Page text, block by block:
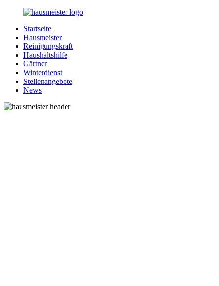
Zurück
Inhalt
Hausmeister.de
Alles
rund
Ihren
Haushalt
Startseite
Hausmeister
Reinigungskraft
Haushaltshilfe
Gärtner
Winterdienst
Stellenangebote
News